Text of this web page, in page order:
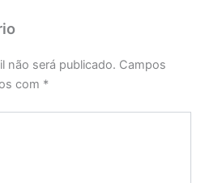
não será publicado. Campos
com *